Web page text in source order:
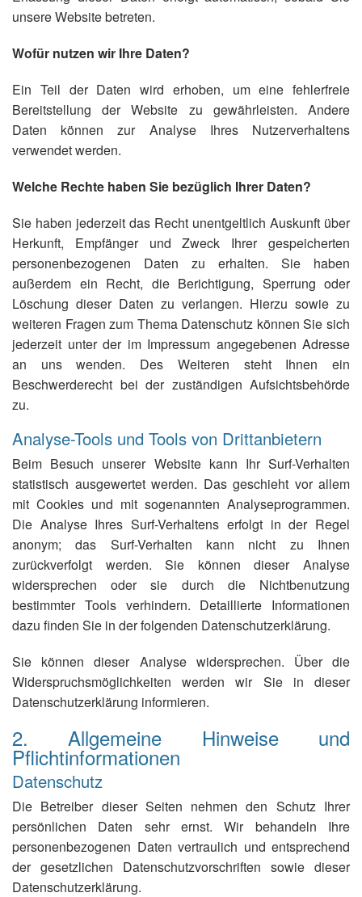
unsere Website betreten.
Wofür nutzen wir Ihre Daten?
Ein Teil der Daten wird erhoben, um eine fehlerfreie
Bereitstellung der Website zu gewährleisten. Andere
Daten können zur Analyse Ihres Nutzerverhaltens
verwendet werden.
Welche Rechte haben Sie bezüglich Ihrer Daten?
Sie haben jederzeit das Recht unentgeltlich Auskunft über
Herkunft, Empfänger und Zweck Ihrer gespeicherten
personenbezogenen Daten zu erhalten. Sie haben
außerdem ein Recht, die Berichtigung, Sperrung oder
Löschung dieser Daten zu verlangen. Hierzu sowie zu
weiteren Fragen zum Thema Datenschutz können Sie sich
jederzeit unter der im Impressum angegebenen Adresse
an uns wenden. Des Weiteren steht Ihnen ein
Beschwerderecht bei der zuständigen Aufsichtsbehörde
zu.
Analyse-Tools und Tools von Drittanbietern
Beim Besuch unserer Website kann Ihr Surf-Verhalten
statistisch ausgewertet werden. Das geschieht vor allem
mit Cookies und mit sogenannten Analyseprogrammen.
Die Analyse Ihres Surf-Verhaltens erfolgt in der Regel
anonym; das Surf-Verhalten kann nicht zu Ihnen
zurückverfolgt werden. Sie können dieser Analyse
widersprechen oder sie durch die Nichtbenutzung
bestimmter Tools verhindern. Detaillierte Informationen
dazu finden Sie in der folgenden Datenschutzerklärung.
Sie können dieser Analyse widersprechen. Über die
Widerspruchsmöglichkeiten werden wir Sie in dieser
Datenschutzerklärung informieren.
2. Allgemeine Hinweise und
Pflichtinformationen
Datenschutz
Die Betreiber dieser Seiten nehmen den Schutz Ihrer
persönlichen Daten sehr ernst. Wir behandeln Ihre
personenbezogenen Daten vertraulich und entsprechend
der gesetzlichen Datenschutzvorschriften sowie dieser
Datenschutzerklärung.